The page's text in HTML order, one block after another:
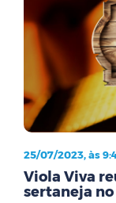
25/07/2023, às
Viola Viva
sertaneja no